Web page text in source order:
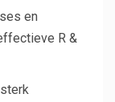
en
R &